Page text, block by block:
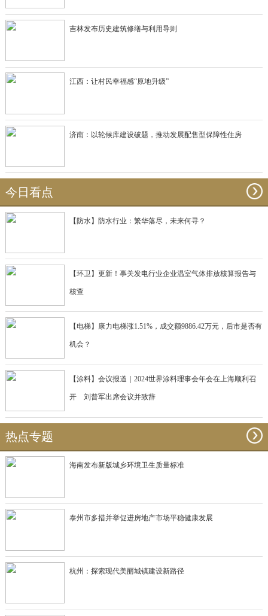
吉林发布历史建筑修缮与利用导则
江西：让村民幸福感“原地升级”
济南：以轮候库建设破题，推动发展配售型保障性住房
今日看点
【防水】防水行业：繁华落尽，未来何寻？
【环卫】更新！事关发电行业企业温室气体排放核算报告与
核查
【电梯】康力电梯涨1.51%，成交额9886.42万元，后市是否有
机会？
【涂料】会议报道｜2024世界涂料理事会年会在上海顺利召
开 刘普军出席会议并致辞
热点专题
海南发布新版城乡环境卫生质量标准
泰州市多措并举促进房地产市场平稳健康发展
杭州：探索现代美丽城镇建设新路径